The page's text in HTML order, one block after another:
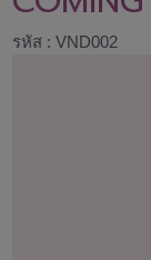
รหัส : VND002